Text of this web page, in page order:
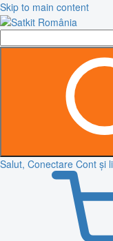
Skip to main content
Salut, Conectare Cont și